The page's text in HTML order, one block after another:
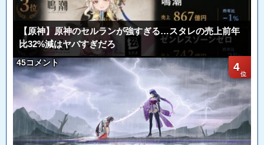
【原神】原神のセルランが強すぎる…スタレの売上前年
比32%減はヤバすぎだろ
4
45コメント